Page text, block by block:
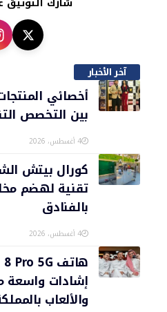
آخر الأخبار
أخصائي
بين التخصص
4 أغسطس، 2026
كورال بيتش
تقنية لهضم
بالفنادق
4 أغسطس، 2026
إشادات واسعة
والألعاب